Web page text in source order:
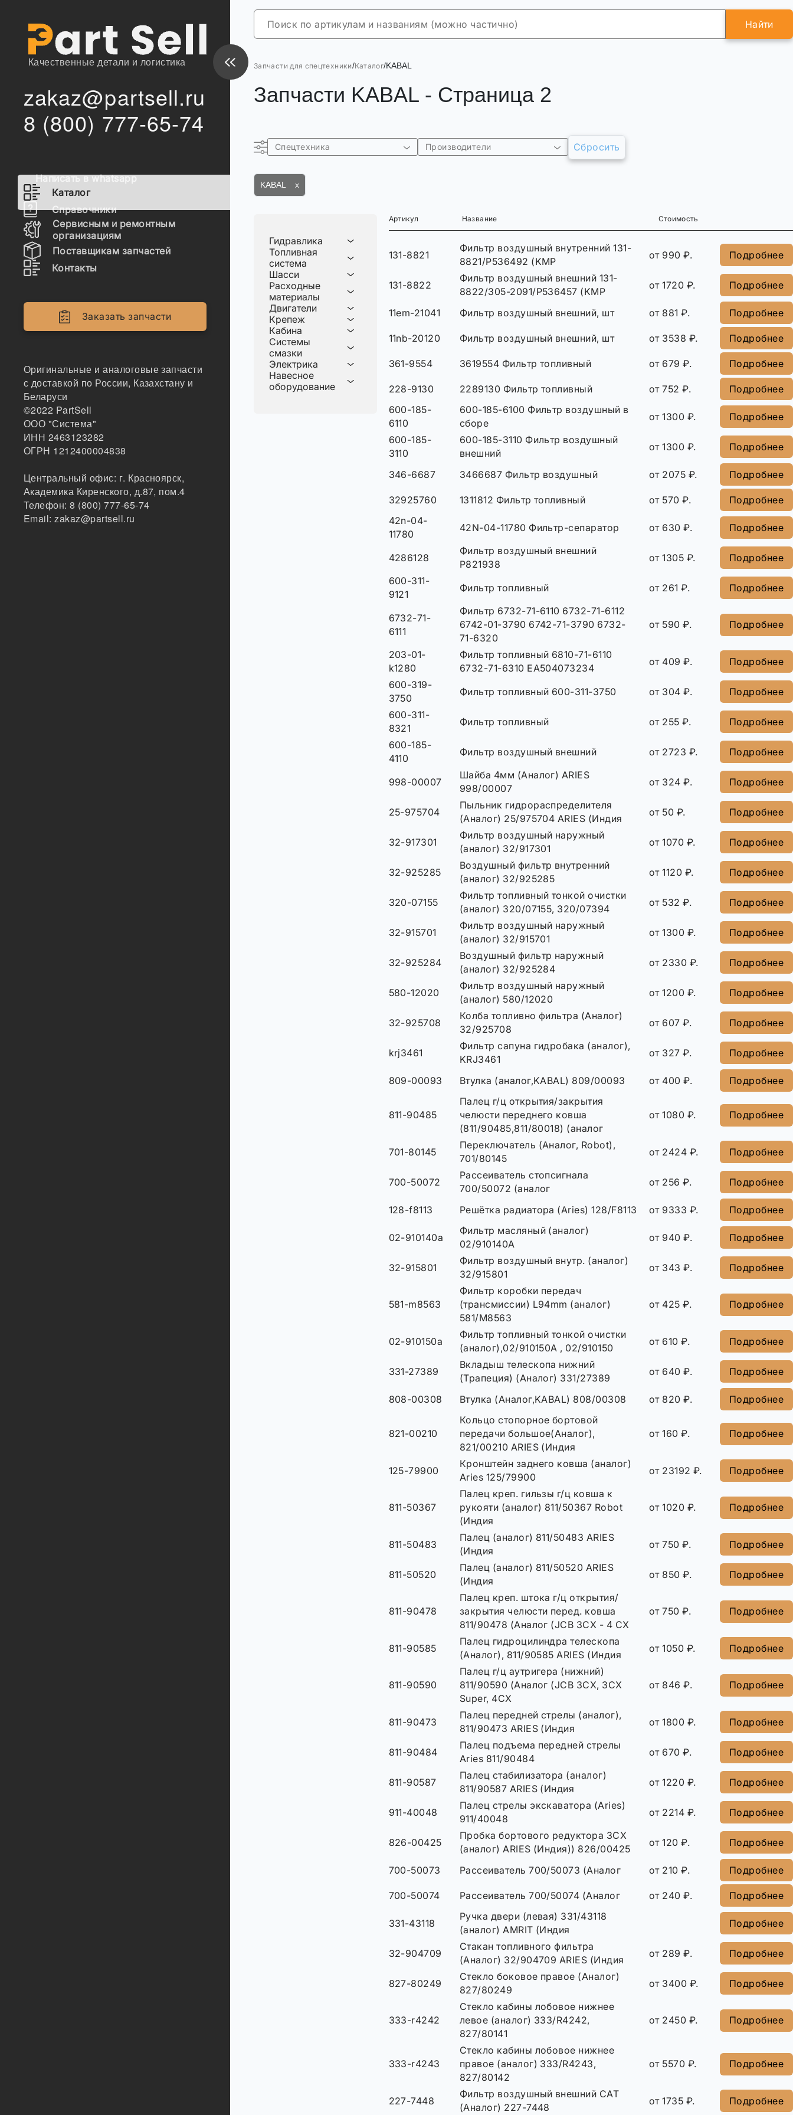
Качественные детали и логистика
zakaz@partsell.ru
8 (800) 777-65-74
Написать в whatsapp
Каталог
Справочники
Сервисным и ремонтным
организациям
Поставщикам запчастей
Контакты
Заказать запчасти
Оригинальные и аналоговые запчасти
с доставкой по России, Казахстану и
Беларуси
©2022 PartSell
ООО "Система"
ИНН 2463123282
ОГРН 1212400004838
Центральный офис: г. Красноярск,
Академика Киренского, д.87, пом.4
Телефон:8 (800) 777-65-74
Email:zakaz@partsell.ru
Найти
Запчасти для спецтехники/Каталог/KABAL
Запчасти KABAL - Страница 2
Гидравлика
Топливная
система
Шасси
Расходные
материалы
Двигатели
Крепеж
Кабина
Системы
смазки
Электрика
Навесное
оборудование
Спецтехника Производители Сбросить
KABAL x
Артикул Название Стоимость
131-8821
Фильтр воздушный внутренний 131-
8821/P536492 (KMP
от 990 ₽. Подробнее
131-8822
Фильтр воздушный внешний 131-
8822/305-2091/P536457 (KMP
от 1720 ₽. Подробнее
11em-21041 Фильтр воздушный внешний, шт от 881 ₽. Подробнее
11nb-20120 Фильтр воздушный внешний, шт от 3538 ₽. Подробнее
361-9554 3619554 Фильтр топливный от 679 ₽. Подробнее
228-9130 2289130 Фильтр топливный от 752 ₽.
Подробнее
600-185-
6110
600-185-6100 Фильтр воздушный в
сборе
от 1300 ₽.
Подробнее
600-185-
3110
600-185-3110 Фильтр воздушный
внешний
от 1300 ₽. Подробнее
346-6687 3466687 Фильтр воздушный от 2075 ₽. Подробнее
32925760 1311812 Фильтр топливный от 570 ₽.
Подробнее
42n-04-
11780
42N-04-11780 Фильтр-сепаратор от 630 ₽. Подробнее
4286128
Фильтр воздушный внешний
P821938
от 1305 ₽.
Подробнее
600-311-
9121
Фильтр топливный от 261 ₽. Подробнее
6732-71-
6111
Фильтр 6732-71-6110 6732-71-6112
6742-01-3790 6742-71-3790 6732-
71-6320
от 590 ₽. Подробнее
203-01-
k1280
Фильтр топливный 6810-71-6110
6732-71-6310 EA504073234
от 409 ₽.
Подробнее
600-319-
3750
Фильтр топливный 600-311-3750 от 304 ₽.
Подробнее
600-311-
8321
Фильтр топливный от 255 ₽.
Подробнее
600-185-
4110
Фильтр воздушный внешний от 2723 ₽. Подробнее
998-00007
Шайба 4мм (Аналог) ARIES
998/00007
от 324 ₽. Подробнее
25-975704
Пыльник гидрораспределителя
(Аналог) 25/975704 ARIES (Индия
от 50 ₽. Подробнее
32-917301
Фильтр воздушный наружный
(аналог) 32/917301
от 1070 ₽. Подробнее
32-925285
Воздушный фильтр внутренний
(аналог) 32/925285
от 1120 ₽. Подробнее
320-07155
Фильтр топливный тонкой очистки
(аналог) 320/07155, 320/07394
от 532 ₽. Подробнее
32-915701
Фильтр воздушный наружный
(аналог) 32/915701
от 1300 ₽. Подробнее
32-925284
Воздушный фильтр наружный
(аналог) 32/925284
от 2330 ₽. Подробнее
580-12020
Фильтр воздушный наружный
(аналог) 580/12020
от 1200 ₽. Подробнее
32-925708
Колба топливно фильтра (Аналог)
32/925708
от 607 ₽. Подробнее
krj3461
Фильтр сапуна гидробака (аналог),
KRJ3461
от 327 ₽. Подробнее
809-00093 Втулка (аналог,KABAL) 809/00093 от 400 ₽. Подробнее
811-90485
Палец г/ц открытия/закрытия
челюсти переднего ковша
(811/90485,811/80018) (аналог
от 1080 ₽. Подробнее
701-80145
Переключатель (Аналог, Robot),
701/80145
от 2424 ₽. Подробнее
700-50072
Рассеиватель стопсигнала
700/50072 (аналог
от 256 ₽. Подробнее
128-f8113 Решётка радиатора (Aries) 128/F8113 от 9333 ₽. Подробнее
02-910140a
Фильтр масляный (аналог)
02/910140A
от 940 ₽. Подробнее
32-915801
Фильтр воздушный внутр. (аналог)
32/915801
от 343 ₽. Подробнее
581-m8563
Фильтр коробки передач
(трансмиссии) L94mm (аналог)
581/M8563
от 425 ₽. Подробнее
02-910150a
Фильтр топливный тонкой очистки
(аналог),02/910150A , 02/910150
от 610 ₽. Подробнее
331-27389
Вкладыш телескопа нижний
(Трапеция) (Аналог) 331/27389
от 640 ₽. Подробнее
808-00308 Втулка (Аналог,KABAL) 808/00308 от 820 ₽. Подробнее
821-00210
Кольцо стопорное бортовой
передачи большое(Аналог),
821/00210 ARIES (Индия
от 160 ₽. Подробнее
125-79900
Кронштейн заднего ковша (аналог)
Aries 125/79900
от 23192 ₽. Подробнее
811-50367
Палец креп. гильзы г/ц ковша к
рукояти (аналог) 811/50367 Robot
(Индия
от 1020 ₽. Подробнее
811-50483
Палец (аналог) 811/50483 ARIES
(Индия
от 750 ₽. Подробнее
811-50520
Палец (аналог) 811/50520 ARIES
(Индия
от 850 ₽. Подробнее
811-90478
Палец креп. штока г/ц открытия/
закрытия челюсти перед. ковша
811/90478 (Аналог (JCB 3CX - 4 CX
от 750 ₽. Подробнее
811-90585
Палец гидроцилиндра телескопа
(Аналог), 811/90585 ARIES (Индия
от 1050 ₽. Подробнее
811-90590
Палец г/ц аутригера (нижний)
811/90590 (Аналог (JCB 3CX, 3CX
Super, 4CX
от 846 ₽. Подробнее
811-90473
Палец передней стрелы (аналог),
811/90473 ARIES (Индия
от 1800 ₽. Подробнее
811-90484
Палец подъема передней стрелы
Aries 811/90484
от 670 ₽. Подробнее
811-90587
Палец стабилизатора (аналог)
811/90587 ARIES (Индия
от 1220 ₽. Подробнее
911-40048
Палец стрелы экскаватора (Aries)
911/40048
от 2214 ₽. Подробнее
826-00425
Пробка бортового редуктора 3CX
(аналог) ARIES (Индия)) 826/00425
от 120 ₽. Подробнее
700-50073 Рассеиватель 700/50073 (Аналог от 210 ₽. Подробнее
700-50074 Рассеиватель 700/50074 (Аналог от 240 ₽. Подробнее
331-43118
Ручка двери (левая) 331/43118
(аналог) AMRIT (Индия
Подробнее
32-904709
Стакан топливного фильтра
(Аналог) 32/904709 ARIES (Индия
от 289 ₽. Подробнее
827-80249
Стекло боковое правое (Аналог)
827/80249
от 3400 ₽. Подробнее
333-r4242
Стекло кабины лобовое нижнее
левое (аналог) 333/R4242,
827/80141
от 2450 ₽. Подробнее
333-r4243
Стекло кабины лобовое нижнее
правое (аналог) 333/R4243,
827/80142
от 5570 ₽. Подробнее
227-7448
Фильтр воздушный внешний CAT
(Аналог) 227-7448
от 1735 ₽. Подробнее